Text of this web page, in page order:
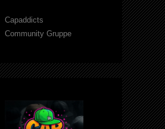
Capaddicts
Community Gruppe